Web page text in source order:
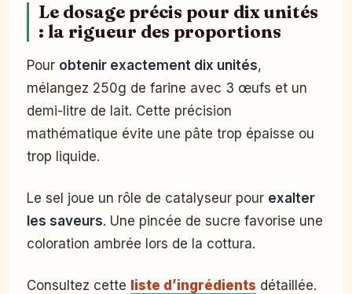
Le dosage précis pour dix unités
: la rigueur des proportions
Pour obtenir exactement dix unités,
mélangez 250g de farine avec 3 œufs et un
demi-litre de lait. Cette précision
mathématique évite une pâte trop épaisse ou
trop liquide.
Le sel joue un rôle de catalyseur pour exalter
les saveurs. Une pincée de sucre favorise une
coloration ambrée lors de la cottura.
Consultez cette liste d’ingrédients détaillée.